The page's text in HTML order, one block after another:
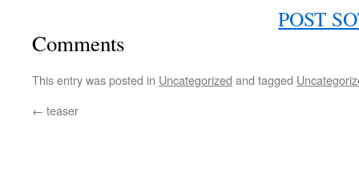
POST
Comments
This entry was posted in Uncategorized and tagged
← teaser